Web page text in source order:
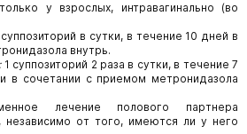
у взрослых, интравагинально (во
в сутки, в течение 10 дней в
внутрь.
1 суппозиторий 2 раза в сутки, в течение 7
в сочетании с приемом метронидазола
лечение полового партнера
независимо от того, имеются ли у него